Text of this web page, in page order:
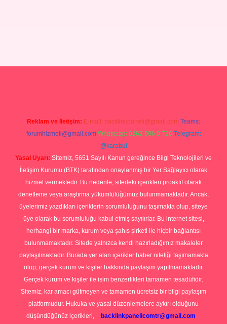
Reklam ve İletişim: E-mail: backlinkpaneli@gmail.com Teams:
forumhizmeti@gmail.com Whatsapp: 0262 606 0 726 Telegram:
@karabul
Yasal Uyarı: Sitemiz, 5651 Sayılı Kanun gereğince Bilgi Teknolojileri ve
İletişim Kurumu (BTK) tarafından onaylanmış bir Yer Sağlayıcı olarak
hizmet vermektedir. Bu nedenle, sitedeki içerikleri proaktif olarak
denetleme veya araştırma yükümlülüğümüz bulunmamaktadır. Ancak,
üyelerimiz yazdıkları içeriklerin sorumluluğunu taşımakta olup, siteye
üye olarak bu sorumluluğu kabul etmiş sayılırlar. Bu internet sitesi,
herhangi bir marka, kurum veya şahıs şirketi ile hiçbir bağlantısı
bulunmamaktadır. Sitede yalnızca kendi hazırladığımız makaleler
paylaşılmaktadır. Burada yer alan içerikler haber niteliği taşımamakta
olup, gerçek kurum ve kişiler hakkında paylaşım yapılmamaktadır.
Gerçek kurum ve kişiler ile isim benzerlikleri tamamen tesadüfidir.
Sitemiz, kar amacı gütmeyen ve tamamen ücretsiz bir bilgi paylaşım
platformudur. Hukuka ve yasal düzenlemelere aykırı olduğunu
düşündüğünüz içerikleri,
backlinkpanelicomtr@gmail.com